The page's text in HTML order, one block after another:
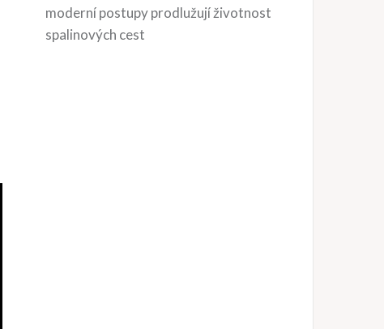
moderní postupy prodlužují životnost
spalinových cest